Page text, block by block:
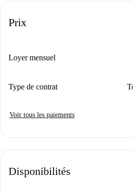
Prix
Loyer mensuel
Type de contrat
Voir tous les paiements
Disponibilités